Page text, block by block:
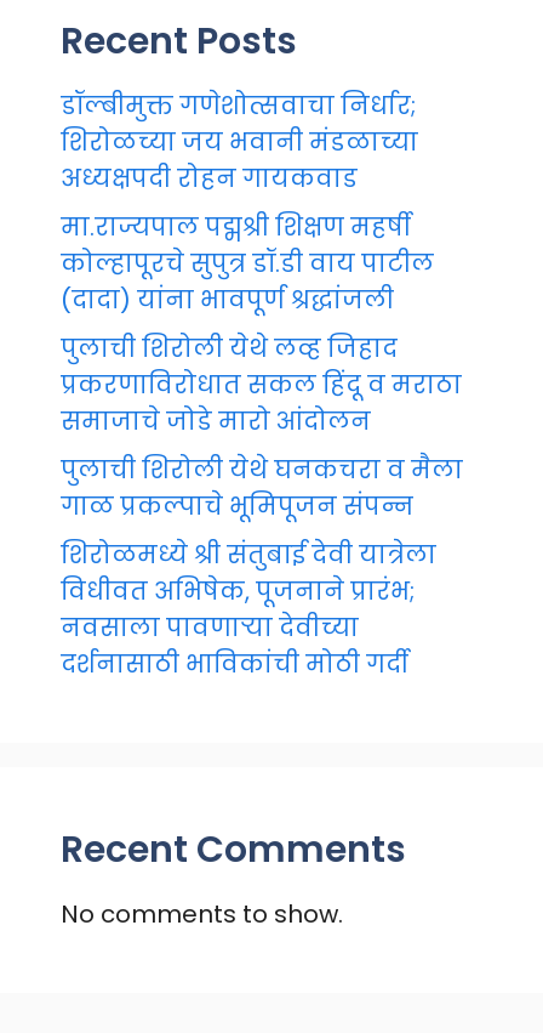
Recent Posts
डॉल्बीमुक्त गणेशोत्सवाचा निर्धार;
शिरोळच्या जय भवानी मंडळाच्या
अध्यक्षपदी रोहन गायकवाड
मा.राज्यपाल पद्मश्री शिक्षण महर्षी
कोल्हापूरचे सुपुत्र डॉ.डी वाय पाटील
(दादा) यांना भावपूर्ण श्रद्धांजली
पुलाची शिरोली येथे लव्ह जिहाद
प्रकरणाविरोधात सकल हिंदू व मराठा
समाजाचे जोडे मारो आंदोलन
पुलाची शिरोली येथे घनकचरा व मैला
गाळ प्रकल्पाचे भूमिपूजन संपन्न
शिरोळमध्ये श्री संतुबाई देवी यात्रेला
विधीवत अभिषेक, पूजनाने प्रारंभ;
नवसाला पावणाऱ्या देवीच्या
दर्शनासाठी भाविकांची मोठी गर्दी
Recent Comments
No comments to show.